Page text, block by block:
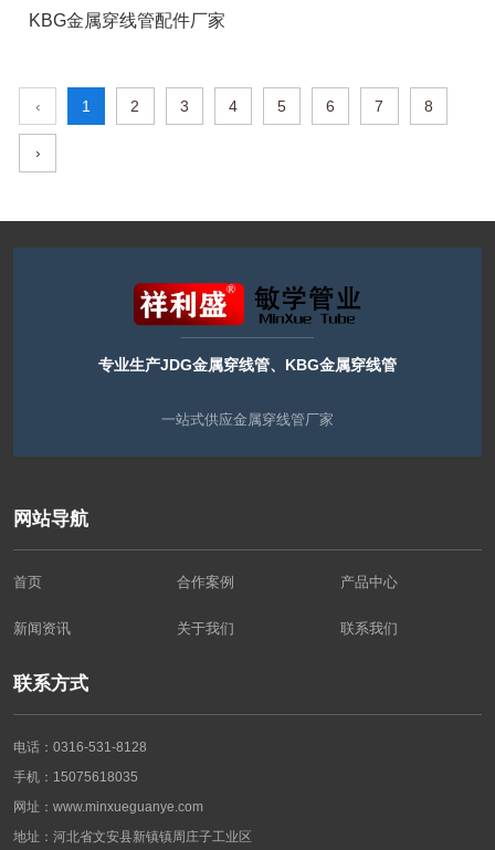
KBG金属穿线管配件厂家
‹ 1 2 3 4 5 6 7 8
›
专业生产JDG金属穿线管、KBG金属穿线管
一站式供应金属穿线管厂家
网站导航
首页 合作案例 产品中心
新闻资讯 关于我们 联系我们
联系方式
电话：0316-531-8128
手机：15075618035
网址：www.minxueguanye.com
地址：河北省文安县新镇镇周庄子工业区